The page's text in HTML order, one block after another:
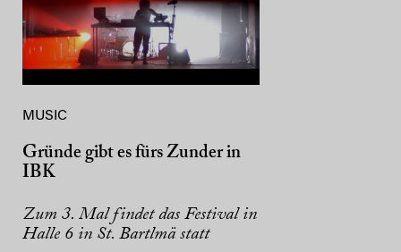
MUSIC
Gründe gibt es fürs Zunder in
IBK
Zum 3. Mal findet das Festival in
Halle 6 in St. Bartlmä statt